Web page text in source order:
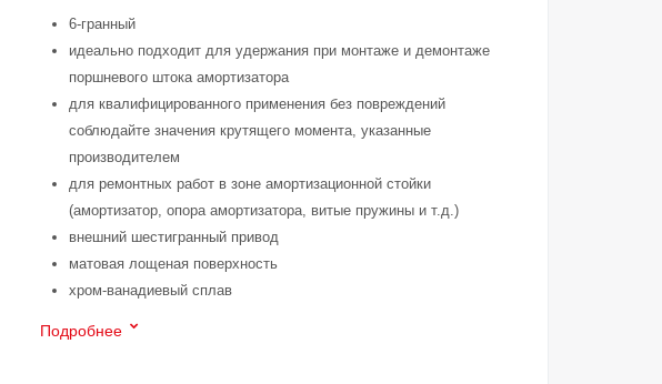
6-гранный
идеально подходит для удержания при монтаже и демонтаже
поршневого штока амортизатора
для квалифицированного применения без повреждений
соблюдайте значения крутящего момента, указанные
производителем
для ремонтных работ в зоне амортизационной стойки
(амортизатор, опора амортизатора, витые пружины и т.д.)
внешний шестигранный привод
матовая лощеная поверхность
хром-ванадиевый сплав
Подробнее